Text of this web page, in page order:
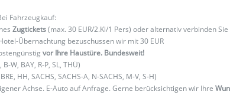
Fahrzeugkauf:
Zugtickets(max. 30 EUR/2.Kl/1 Pers) oder alternativ verbinden
Übernachtung bezuschussen wir mit 30 EUR
vor Ihre Haustüre. Bundesweit!
W, BAY, R-P, SL, THÜ)
HH, SACHS, SACHS-A, N-SACHS, M-V, S-H)
Achse. E-Auto auf Anfrage. Gerne berücksichtigen wir Ihre